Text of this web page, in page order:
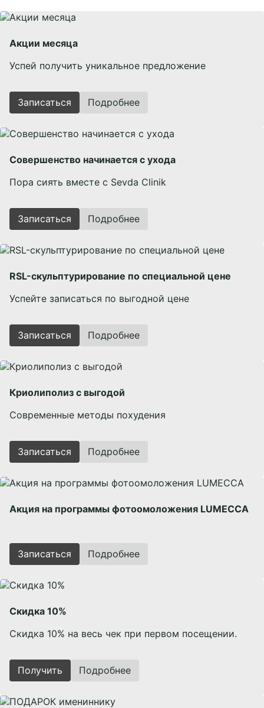
Акции месяца
Успей получить уникальное предложение
Записаться Подробнее
Совершенство начинается с ухода
Пора сиять вместе с Sevda Clinik
Записаться Подробнее
RSL-скульптурирование по специальной цене
Успейте записаться по выгодной цене
Записаться Подробнее
Криолиполиз с выгодой
Современные методы похудения
Записаться Подробнее
Акция на программы фотоомоложения LUMECCA
Записаться Подробнее
Скидка 10%
Скидка 10% на весь чек при первом посещении.
Получить Подробнее